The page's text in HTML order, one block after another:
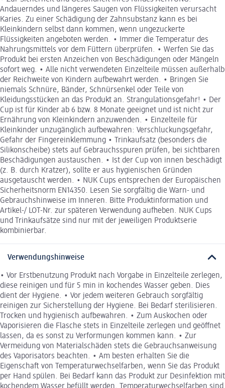
Andauerndes und längeres Saugen von Flüssigkeiten verursacht
Karies. Zu einer Schädigung der Zahnsubstanz kann es bei
Kleinkindern selbst dann kommen, wenn ungezuckerte
Flüssigkeiten angeboten werden. • Immer die Temperatur des
Nahrungsmittels vor dem Füttern überprüfen. • Werfen Sie das
Produkt bei ersten Anzeichen von Beschädigungen oder Mängeln
sofort weg. • Alle nicht verwendeten Einzelteile müssen außerhalb
der Reichweite von Kindern aufbewahrt werden. • Bringen Sie
niemals Schnüre, Bänder, Schnürsenkel oder Teile von
Kleidungsstücken an das Produkt an. Strangulationsgefahr! • Der
Cup ist für Kinder ab 6 bzw. 8 Monate geeignet und ist nicht zur
Ernährung von Kleinkindern anzuwenden. • Einzelteile für
Kleinkinder unzugänglich aufbewahren: Verschluckungsgefahr,
Gefahr der Fingereinklemmung • Trinkaufsatz (besonders die
Silikonscheibe) stets auf Gebrauchsspuren prüfen, bei sichtbaren
Beschädigungen austauschen. • Ist der Cup von innen beschädigt
(z. B. durch Kratzer), sollte er aus hygienischen Gründen
ausgetauscht werden. • NUK Cups entsprechen der Europäischen
Sicherheitsnorm EN14350. Lesen Sie sorgfältig die Warn- und
Gebrauchshinweise im Inneren. Bitte Produktinformation und
Artikel-/ LOT-Nr. zur späteren Verwendung aufheben. NUK Cups
und Trinkaufsätze sind nur mit der jeweiligen Produktserie
kombinierbar.
Verwendungshinweise
• Vor Erstbenutzung Produkt nach Vorgabe in Einzelteile zerlegen,
diese reinigen und für 5 min in kochendes Wasser geben. Dies
dient der Hygiene. • Vor jedem weiteren Gebrauch sorgfältig
reinigen zur Sicherstellung der Hygiene. Bei Bedarf sterilisieren.
Trocken und hygienisch aufbewahren. • Zum Auskochen oder
Vaporisieren die Flasche stets in Einzelteile zerlegen und geöffnet
lassen, da es sonst zu Verformungen kommen kann. • Zur
Vermeidung von Materialschäden stets die Gebrauchsanweisung
des Vaporisators beachten. • Am besten erhalten Sie die
Eigenschaft von Temperaturwechselfarben, wenn Sie das Produkt
per Hand spülen. Bei Bedarf kann das Produkt zur Desinfektion mit